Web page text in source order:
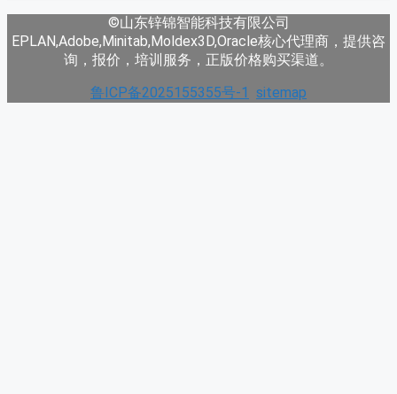
©山东锌锦智能科技有限公司
EPLAN,Adobe,Minitab,Moldex3D,Oracle核心代理商，提供咨
询，报价，培训服务，正版价格购买渠道。
鲁ICP备2025155355号-1
sitemap